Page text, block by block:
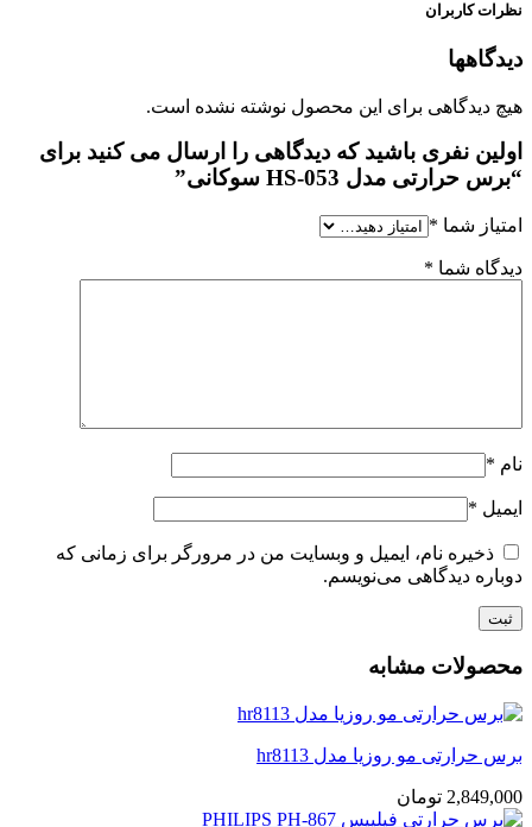
نظرات کاربران
دیدگاهها
هیچ دیدگاهی برای این محصول نوشته نشده است.
اولین نفری باشید که دیدگاهی را ارسال می کنید برای
“برس حرارتی مدل HS-053 سوکانی”
امتیاز شما *
دیدگاه شما *
نام *
ایمیل *
ذخیره نام، ایمیل و وبسایت من در مرورگر برای زمانی که
دوباره دیدگاهی می‌نویسم.
محصولات مشابه
برس حرارتی مو روزیا مدل hr8113
2,849,000 تومان